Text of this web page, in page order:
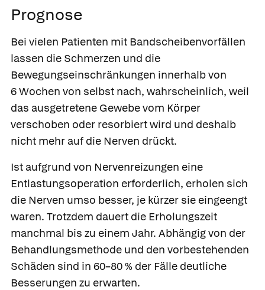
Prognose
Bei vielen Patienten mit Bandscheibenvorfällen
lassen die Schmerzen und die
Bewegungseinschränkungen innerhalb von
6 Wochen von selbst nach, wahrscheinlich, weil
das ausgetretene Gewebe vom Körper
verschoben oder resorbiert wird und deshalb
nicht mehr auf die Nerven drückt.
Ist aufgrund von Nervenreizungen eine
Entlastungsoperation erforderlich, erholen sich
die Nerven umso besser, je kürzer sie eingeengt
waren. Trotzdem dauert die Erholungszeit
manchmal bis zu einem Jahr. Abhängig von der
Behandlungsmethode und den vorbestehenden
Schäden sind in 60–80 % der Fälle deutliche
Besserungen zu erwarten.